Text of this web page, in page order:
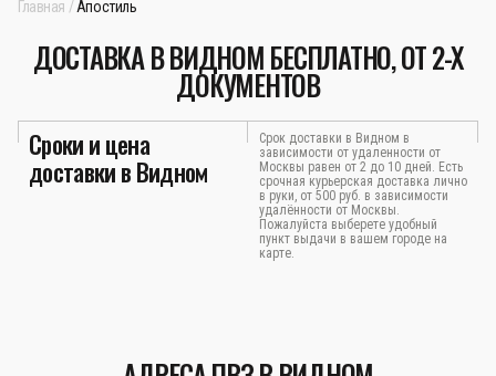
Главная Апостиль
ДОСТАВКА В ВИДНОМ БЕСПЛАТНО, ОТ 2-Х
ДОКУМЕНТОВ
Сроки и цена
доставки в Видном
Срок доставки в Видном в
зависимости от удаленности от
Москвы равен от 2 до 10 дней. Есть
срочная курьерская доставка лично
в руки, от 500 руб. в зависимости
удалённости от Москвы.
Пожалуйста выберете удобный
пункт выдачи в вашем городе на
карте.